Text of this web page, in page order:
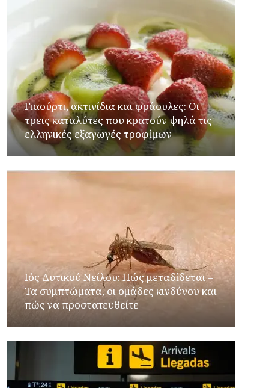
Γιαούρτι, ακτινίδια και φράουλες: Οι
τρεις καταλύτες που κρατούν ψηλά τις
ελληνικές εξαγωγές τροφίμων
Ιός Δυτικού Νείλου: Πώς μεταδίδεται –
Τα συμπτώματα, οι ομάδες κινδύνου και
πώς να προστατευθείτε